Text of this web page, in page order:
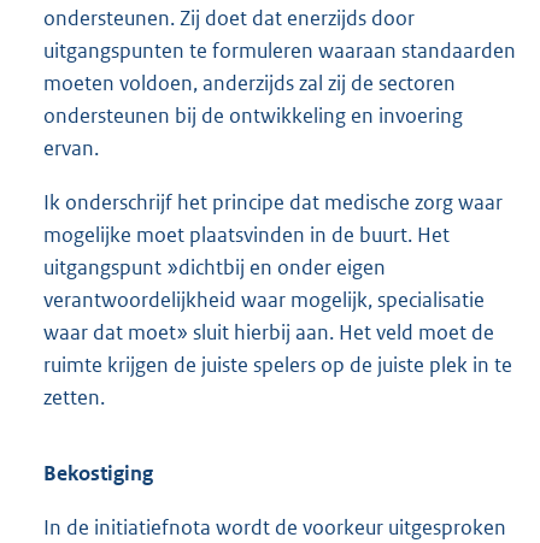
ondersteunen. Zij doet dat enerzijds door
uitgangspunten te formuleren waaraan standaarden
moeten voldoen, anderzijds zal zij de sectoren
ondersteunen bij de ontwikkeling en invoering
ervan.
Ik onderschrijf het principe dat medische zorg waar
mogelijke moet plaatsvinden in de buurt. Het
uitgangspunt »dichtbij en onder eigen
verantwoordelijkheid waar mogelijk, specialisatie
waar dat moet» sluit hierbij aan. Het veld moet de
ruimte krijgen de juiste spelers op de juiste plek in te
zetten.
Bekostiging
In de initiatiefnota wordt de voorkeur uitgesproken